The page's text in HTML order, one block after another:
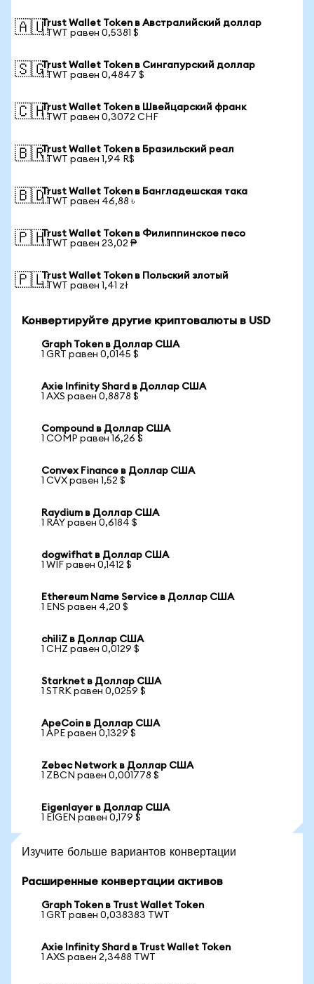
🇦🇺Trust Wallet Token в Австралийский доллар
1 TWT равен 0,5381 $
🇸🇬Trust Wallet Token в Сингапурский доллар
1 TWT равен 0,4847 $
🇨🇭Trust Wallet Token в Швейцарский франк
1 TWT равен 0,3072 CHF
🇧🇷Trust Wallet Token в Бразильский реал
1 TWT равен 1,94 R$
🇧🇩Trust Wallet Token в Бангладешская така
1 TWT равен 46,88 ৳
🇵🇭Trust Wallet Token в Филиппинское песо
1 TWT равен 23,02 ₱
🇵🇱Trust Wallet Token в Польский злотый
1 TWT равен 1,41 zł
Конвертируйте другие криптовалюты в USD
Graph Token в Доллар США
1 GRT равен 0,0145 $
Axie Infinity Shard в Доллар США
1 AXS равен 0,8878 $
Compound в Доллар США
1 COMP равен 16,26 $
Convex Finance в Доллар США
1 CVX равен 1,52 $
Raydium в Доллар США
1 RAY равен 0,6184 $
dogwifhat в Доллар США
1 WIF равен 0,1412 $
Ethereum Name Service в Доллар США
1 ENS равен 4,20 $
chiliZ в Доллар США
1 CHZ равен 0,0129 $
Starknet в Доллар США
1 STRK равен 0,0259 $
ApeCoin в Доллар США
1 APE равен 0,1329 $
Zebec Network в Доллар США
1 ZBCN равен 0,001778 $
Eigenlayer в Доллар США
1 EIGEN равен 0,179 $
Изучите больше вариантов конвертации
Расширенные конвертации активов
Graph Token в Trust Wallet Token
1 GRT равен 0,038383 TWT
Axie Infinity Shard в Trust Wallet Token
1 AXS равен 2,3488 TWT